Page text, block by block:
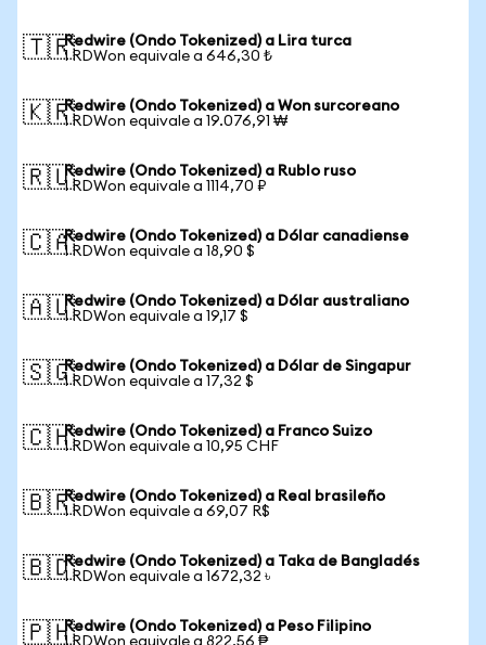
🇹🇷Redwire (Ondo Tokenized) a Lira turca
1 RDWon equivale a 646,30 ₺
🇰🇷Redwire (Ondo Tokenized) a Won surcoreano
1 RDWon equivale a 19.076,91 ₩
🇷🇺Redwire (Ondo Tokenized) a Rublo ruso
1 RDWon equivale a 1114,70 ₽
🇨🇦Redwire (Ondo Tokenized) a Dólar canadiense
1 RDWon equivale a 18,90 $
🇦🇺Redwire (Ondo Tokenized) a Dólar australiano
1 RDWon equivale a 19,17 $
🇸🇬Redwire (Ondo Tokenized) a Dólar de Singapur
1 RDWon equivale a 17,32 $
🇨🇭Redwire (Ondo Tokenized) a Franco Suizo
1 RDWon equivale a 10,95 CHF
🇧🇷Redwire (Ondo Tokenized) a Real brasileño
1 RDWon equivale a 69,07 R$
🇧🇩Redwire (Ondo Tokenized) a Taka de Bangladés
1 RDWon equivale a 1672,32 ৳
🇵🇭Redwire (Ondo Tokenized) a Peso Filipino
1 RDWon equivale a 822,56 ₱